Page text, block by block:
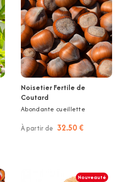
Noisetier Fertile de
Coutard
Abondante cueillette
À partir de 32.50 €
Nouveauté